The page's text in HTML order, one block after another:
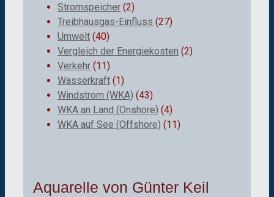
Stromspeicher (2)
Treibhausgas-Einfluss (27)
Umwelt (40)
Vergleich der Energiekosten (2)
Verkehr (11)
Wasserkraft (1)
Windstrom (WKA) (43)
WKA an Land (Onshore) (4)
WKA auf See (Offshore) (11)
Aquarelle von Günter Keil